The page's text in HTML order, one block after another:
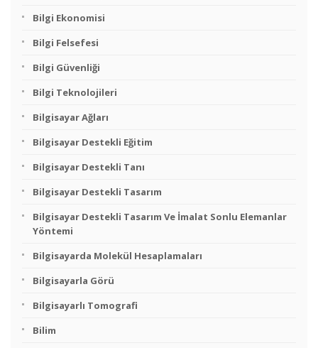
Bilgi Ekonomisi
Bilgi Felsefesi
Bilgi Güvenliği
Bilgi Teknolojileri
Bilgisayar Ağları
Bilgisayar Destekli Eğitim
Bilgisayar Destekli Tanı
Bilgisayar Destekli Tasarım
Bilgisayar Destekli Tasarım Ve İmalat Sonlu Elemanlar
Yöntemi
Bilgisayarda Molekül Hesaplamaları
Bilgisayarla Görü
Bilgisayarlı Tomografi
Bilim